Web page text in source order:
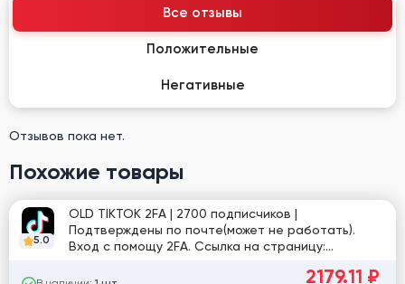
Все отзывы
Положительные
Негативные
Отзывов пока нет.
Похожие товары
5.0
OLD TIKTOK 2FA | 2700 подписчиков |
Подтверждены по почте(может не работать).
Вход с помощу 2FA. Ссылка на страницу:
2179.11 ₽